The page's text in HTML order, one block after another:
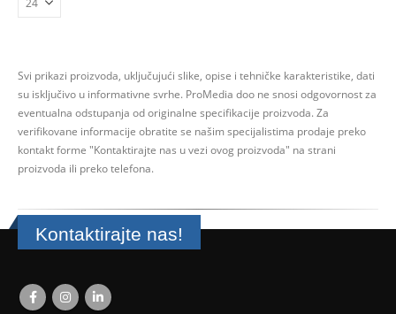
Svi prikazi proizvoda, uključujući slike, opise i tehničke karakteristike, dati
su isključivo u informativne svrhe. ProMedia doo ne snosi odgovornost za
eventualna odstupanja od originalne specifikacije proizvoda. Za
verifikovane informacije obratite se našim specijalistima prodaje preko
kontakt forme "Kontaktirajte nas u vezi ovog proizvoda" na strani
proizvoda ili preko telefona.
Kontaktirajte nas!